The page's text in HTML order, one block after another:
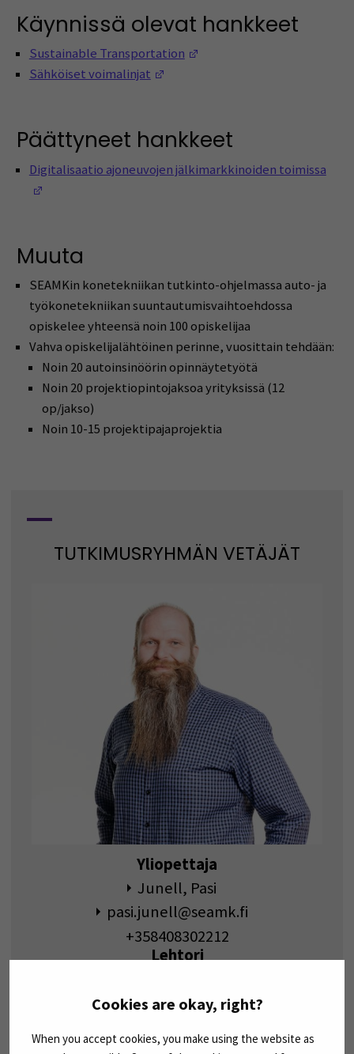
Cookies are okay, right?
When you accept cookies, you make using the website as
Käynnissä olevat hankkeet
Sustainable Transportation
Sähköiset voimalinjat
Päättyneet hankkeet
Digitalisaatio ajoneuvojen jälkimarkkinoiden toimissa
Muuta
SEAMKin konetekniikan tutkinto-ohjelmassa auto- ja
työkonetekniikan suuntautumisvaihtoehdossa
opiskelee yhteensä noin 100 opiskelijaa
Vahva opiskelijalähtöinen perinne, vuosittain tehdään:
Noin 20 autoinsinöörin opinnäytetyötä
Noin 20 projektiopintojaksoa yrityksissä (12
op/jakso)
Noin 10-15 projektipajaprojektia
TUTKIMUSRYHMÄN VETÄJÄT
Yliopettaja
Junell, Pasi
pasi.junell@seamk.fi
+358408302212
Lehtori
heikki.jarvi@seamk.fi